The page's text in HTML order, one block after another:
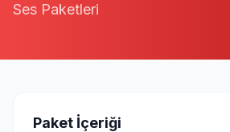
Ses Paketleri
Paket İçeriği